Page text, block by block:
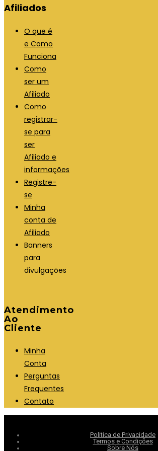
Afiliados
O que é
e Como
Funciona
Como
ser um
Afiliado
Como
registrar-
se para
ser
Afiliado e
informações
Registre-
se
Minha
conta de
Afiliado
Banners
para
divulgações
Atendimento
Ao
Cliente
Minha
Conta
Perguntas
Frequentes
Contato
Politica de Privacidade
Termos e Condições
Sobre Nós